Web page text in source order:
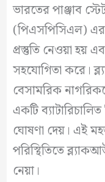
ভারতের পাঞ্জাব
(পিএসপিসিএল) এর
প্রস্তুতি নেওয়া হয়
সহযোগিতা করে।
বেসামরিক
একটি
ঘোষণা দেয়। এই
পরিস্থিতিতে
নেয়া।